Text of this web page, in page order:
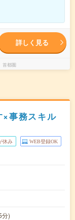
詳しく見る
首都圏
事務スキル
休み WEB登録OK
)